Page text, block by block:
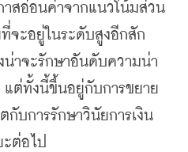
าสอ่อนค่าจากแนวโน้มส่วน
จะอยู่ในระดับสูงอีกสัก
น่าจะรักษาอันดับความน่า
แต่ทั้งนี้ขึ้นอยู่กับการขยาย
กับการรักษาวินัยการเงิน
ะต่อไป